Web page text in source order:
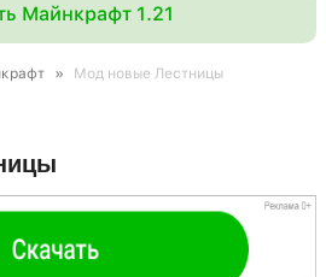
Майнкрафт 1.21
» Мод новые Лестницы